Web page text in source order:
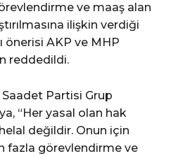
ve maaş alan
ilişkin verdiği
önerisi AKP ve MHP
reddedildi.
Partisi Grup
“Her yasal olan hak
değildir. Onun için
fazla görevlendirme ve